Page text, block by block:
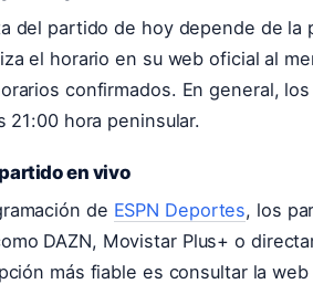
del partido de hoy depende de
el horario en su web oficial al
confirmados. En general,
21:00 hora peninsular.
en vivo
de ESPN Deportes, los
DAZN, Movistar Plus+ o
más fiable es consultar la